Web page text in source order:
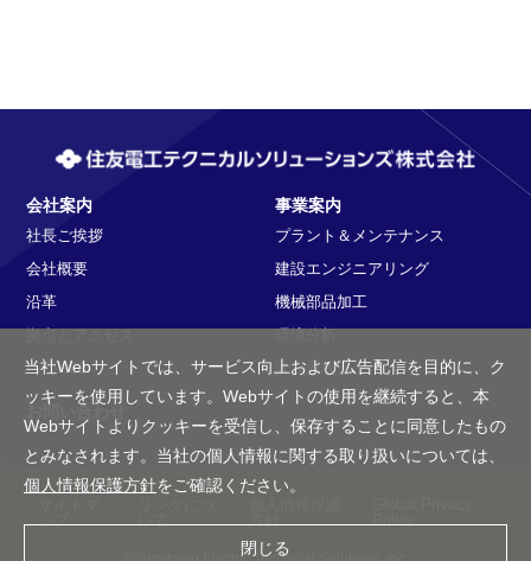
会社案内
社長ご挨拶
会社概要
沿革
ISO9001
事業案内
プラント＆メンテナンス
建設エンジニアリング
機械部品加工
計測器校正
お問い合わせ
当社Webサイトでは、サービス向上および広告配信を目的に、ク
ッキーを使用しています。Webサイトの使用を継続すると、本
Webサイトよりクッキーを受信し、保存することに同意したもの
とみなされます。当社の個人情報に関する取り扱いについては、
個人情報保護方針をご確認ください。
閉じる